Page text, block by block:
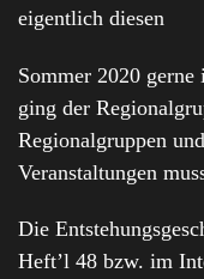
eigentlich diesen
Sommer 2020
ging der
Regionalgruppen
Veranstaltungen
Die
Heft’l 48 bzw. im